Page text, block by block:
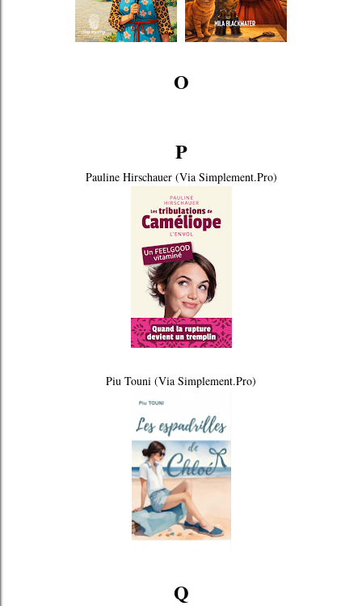
O
P
Pauline Hirschauer (Via Simplement.Pro)
Piu Touni (Via Simplement.Pro)
Q